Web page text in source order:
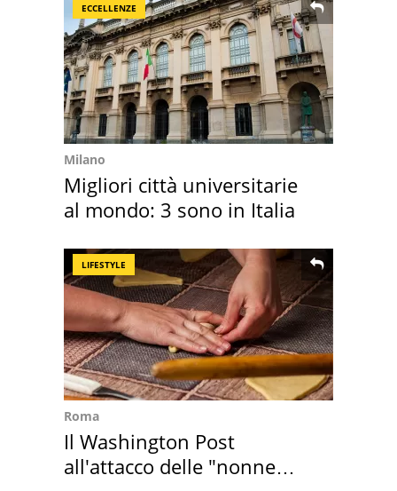
ECCELLENZE
Milano
Migliori città universitarie
al mondo: 3 sono in Italia
LIFESTYLE
Roma
Il Washington Post
all'attacco delle "nonne